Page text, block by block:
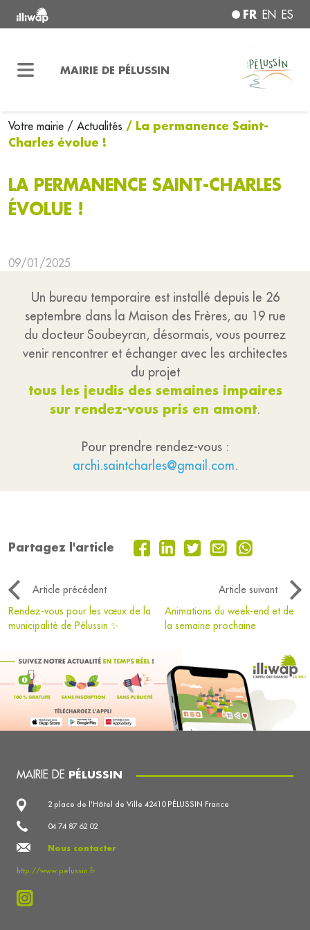
FR EN ES
MAIRIE DE PÉLUSSIN
Votre mairie / Actualités / La permanence Saint-
Charles évolue !
LA PERMANENCE SAINT-CHARLES
ÉVOLUE !
09/01/2025
Un bureau temporaire est installé depuis le 26
septembre dans la Maison des Frères, au 19 rue
du docteur Soubeyran, désormais, vous pourrez
venir rencontrer et échanger avec les architectes
du projet
tous les jeudis des semaines impaires
sur rendez-vous pris en amont.
Pour prendre rendez-vous :
archi.saintcharles@gmail.com.
Partagez l'article
Article précédent
Article suivant
Rendez-vous pour les vœux de la
municipalité de Pélussin ✨
Animations du week-end et de
la semaine prochaine
MAIRIE DE PÉLUSSIN
2 place de l'Hôtel de Ville 42410 PÉLUSSIN France
04 74 87 62 02
Nous contacter
http://www.pelussin.fr